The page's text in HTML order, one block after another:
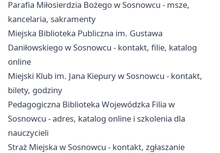
Parafia Miłosierdzia Bożego w Sosnowcu - msze,
kancelaria, sakramenty
Miejska Biblioteka Publiczna im. Gustawa
Daniłowskiego w Sosnowcu - kontakt, filie, katalog
online
Miejski Klub im. Jana Kiepury w Sosnowcu - kontakt,
bilety, godziny
Pedagogiczna Biblioteka Wojewódzka Filia w
Sosnowcu - adres, katalog online i szkolenia dla
nauczycieli
Straż Miejska w Sosnowcu - kontakt, zgłaszanie